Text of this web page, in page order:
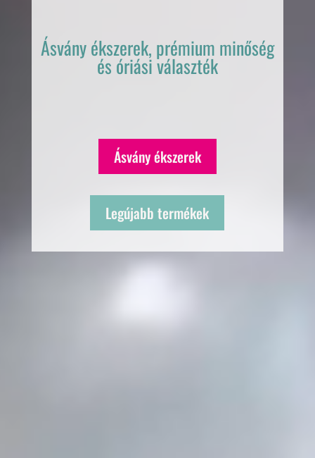
Ásvány ékszerek, prémium minőség
és óriási választék
Ásvány ékszerek
Legújabb termékek